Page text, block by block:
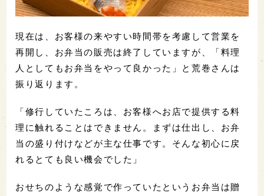
現在は、お客様の来やすい時間帯を考慮して営業を
再開し、お弁当の販売は終了していますが、「料理
人としてもお弁当をやって良かった」と荒巻さんは
振り返ります。
「修行していたころは、お客様へお店で提供する料
理に触れることはできません。まずは仕出し、お弁
当の盛り付けなどが主な仕事です。そんな初心に戻
れるとても良い機会でした」
おせちのような感覚で作っていたというお弁当は贈